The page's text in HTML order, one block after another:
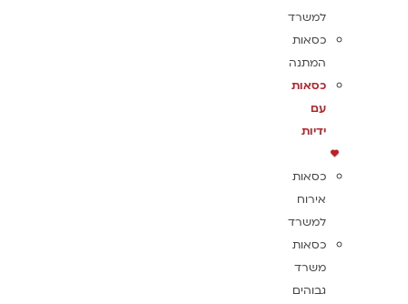
למשרד
כסאות
המתנה
כסאות
עם
ידיות
כסאות
אירוח
למשרד
כסאות
משרד
גבוהים